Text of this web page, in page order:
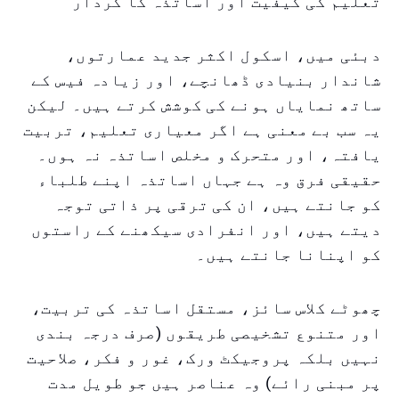
دبئی میں، اسکول اکثر جدید عمارتوں،
شاندار بنیادی ڈھانچے، اور زیادہ فیس کے
ساتھ نمایاں ہونے کی کوشش کرتے ہیں۔ لیکن
یہ سب بے معنی ہے اگر معیاری تعلیم، تربیت
یافتہ، اور متحرک و مخلص اساتذہ نہ ہوں۔
حقیقی فرق وہ ہے جہاں اساتذہ اپنے طلباء
کو جانتے ہیں، ان کی ترقی پر ذاتی توجہ
دیتے ہیں، اور انفرادی سیکھنے کے راستوں
کو اپنانا جانتے ہیں۔
چھوٹے کلاس سائز، مستقل اساتذہ کی تربیت،
اور متنوع تشخیصی طریقوں (صرف درجہ بندی
نہیں بلکہ پروجیکٹ ورک، غور و فکر، صلاحیت
پر مبنی رائے) وہ عناصر ہیں جو طویل مدت